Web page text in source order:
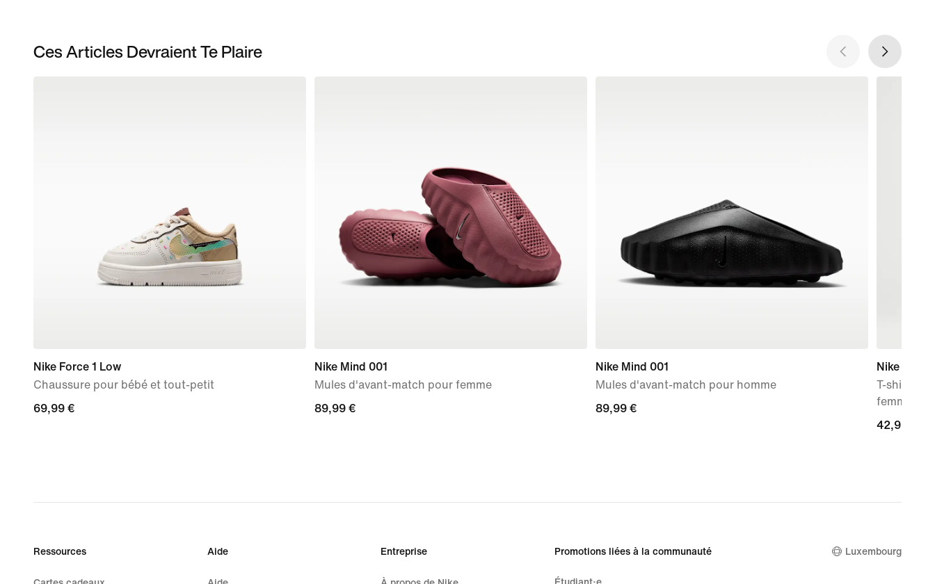
Ces Articles Devraient Te Plaire
Nike Force 1 Low
Chaussure pour bébé et tout-petit
69,99 €
69,99 €
Nike Mind 001
Mules d'avant-match pour femme
89,99 €
89,99 €
Nike Mind 001
Mules d'avant-match pour homme
89,99 €
89,99 €
Nike Swift
T-shirt de
femme
42,99 €
42,99 €
Ressources Aide Entreprise Promotions liées à la communauté
Étudiant·e
Luxembourg